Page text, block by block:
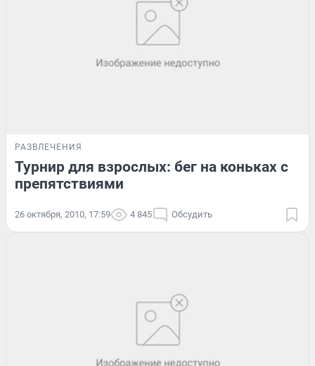
РАЗВЛЕЧЕНИЯ
Турнир для взрослых: бег на коньках с
препятствиями
26 октября, 2010, 17:59 4 845 Обсудить